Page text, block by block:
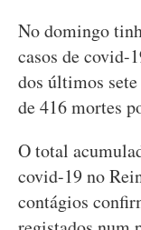
No domingo
casos de covid-
dos últimos
de 416 mortes
O total
covid-19 no
contágios